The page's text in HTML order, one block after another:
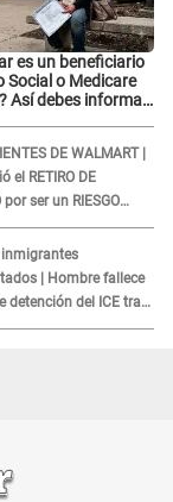
es un beneficiario
Social o Medicare
Así debes informar
DE WALMART |
el RETIRO DE
por ser un RIESGO
consumidores: ¿Cuál
| Hombre fallece
detención del ICE tras
médica"